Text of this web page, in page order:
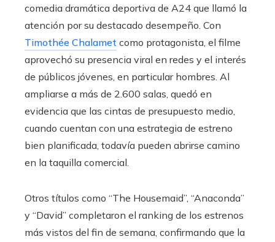
comedia dramática deportiva de A24 que llamó la
atención por su destacado desempeño. Con
Timothée Chalamet como protagonista, el filme
aprovechó su presencia viral en redes y el interés
de públicos jóvenes, en particular hombres. Al
ampliarse a más de 2.600 salas, quedó en
evidencia que las cintas de presupuesto medio,
cuando cuentan con una estrategia de estreno
bien planificada, todavía pueden abrirse camino
en la taquilla comercial.
Otros títulos como “The Housemaid”, “Anaconda”
y “David” completaron el ranking de los estrenos
más vistos del fin de semana, confirmando que la